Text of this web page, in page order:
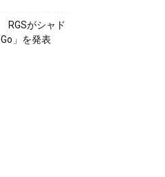
RGSがシャド
」を発表